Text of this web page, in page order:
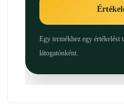
Egy termékhez egy
látogatónként.